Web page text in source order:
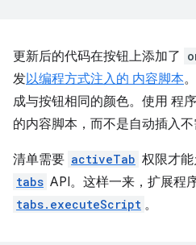
更新后的代码在按钮上添加了
发以编程方式注入的 内容脚本
成与按钮相同的颜色。使用 程
的内容脚本，而不是自动插入不
清单需要 activeTab 权限才
tabs API。这样一来，扩展程
tabs.executeScript 。